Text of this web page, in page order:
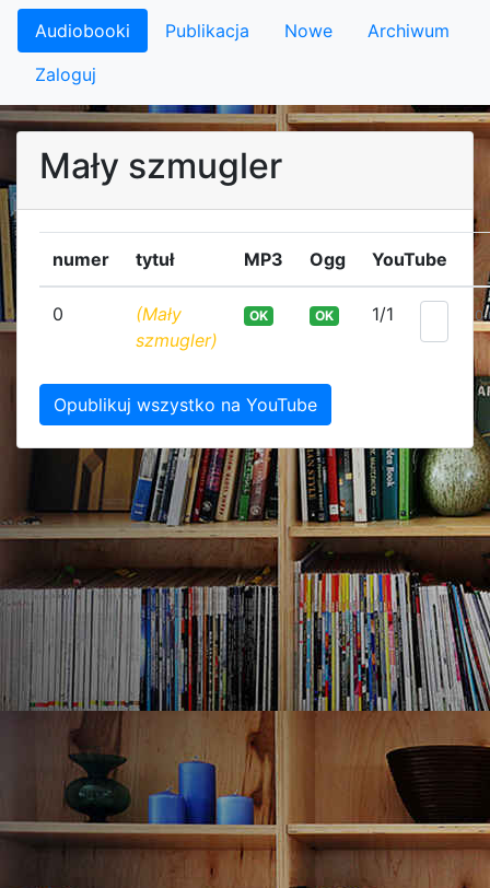
Audiobooki Publikacja Nowe
Archiwum
Zaloguj
Mały szmugler
numer tytuł MP3 Ogg YouTube
0
(Mały
szmugler)
OK OK 1/1
Opublikuj wszystko na YouTube